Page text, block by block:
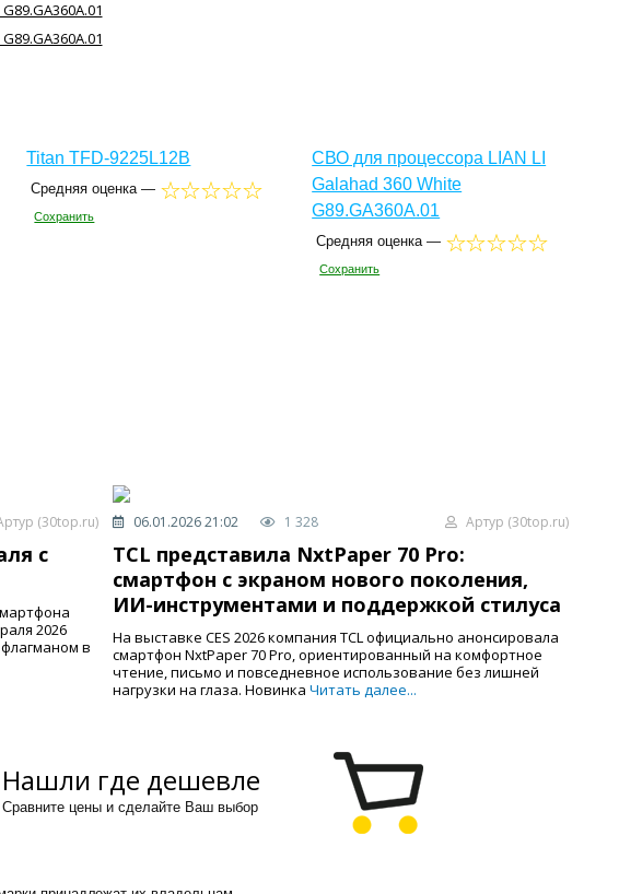
Titan TFD-9225L12B
Средняя оценка —
Сохранить
СВО для процессора LIAN LI
Galahad 360 White
G89.GA360A.01
Средняя оценка —
Сохранить
(30top.ru)
с
2026
в
06.01.2026 21:02 1 328 Артур (30top.ru)
TCL представила NxtPaper 70 Pro:
смартфон с экраном нового поколения,
ИИ-инструментами и поддержкой стилуса
На выставке CES 2026 компания TCL официально анонсировала
смартфон NxtPaper 70 Pro, ориентированный на комфортное
чтение, письмо и повседневное использование без лишней
нагрузки на глаза. Новинка Читать далее...
Нашли где дешевле
Сравните цены и сделайте Ваш выбор